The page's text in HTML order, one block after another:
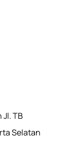
Jl. TB
Selatan